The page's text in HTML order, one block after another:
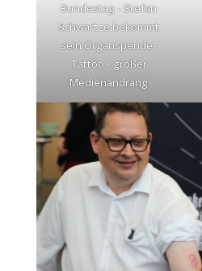
Bundestag - Stefan
Schwartze bekommt
sein Organspende-
Tattoo - großer
Medienandrang